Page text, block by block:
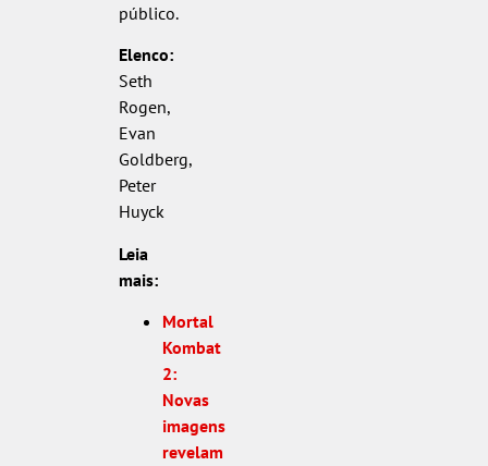
público.
Elenco:
Seth
Rogen,
Evan
Goldberg,
Peter
Huyck
Leia
mais:
Mortal
Kombat
2:
Novas
imagens
revelam